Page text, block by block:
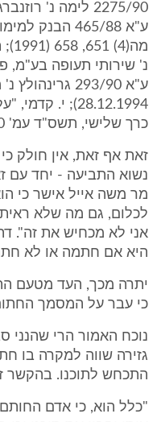
ע"א 465/88
ע"א 293/90
28.12.1994); י.
כרך שלישי, תשס"ד עמ' 1649-1650).
זאת אף זאת, אין חולק
נשוא התביעה - יחד
מר משה אייל אישר כי
לכלום, גם מה שלא
אני לא מכחיש את זה".
היא אם חתמה או לא
יתרה מכך, העד מטעם
כי עבר על המסמך החתום (ראה
נוכח האמור הרי שהנני
גזירה שווה למקרה בו
התכחש לתוכנו. בהקשר
"כלל הוא, כי אדם